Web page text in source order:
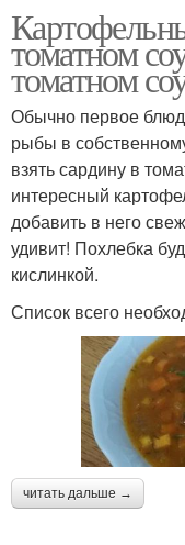
томатном
томатном
Обычно первое
рыбы в
взять сардину в
интересный
добавить в него
удивит! Похлебка
кислинкой.
Список всего
читать дальше →